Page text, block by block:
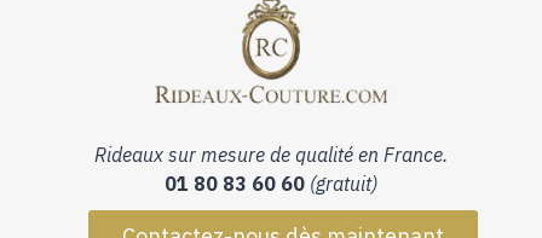
Rideaux sur mesure de qualité en France.
01 80 83 60 60 (gratuit)